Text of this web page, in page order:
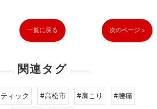
一覧に戻る 次のページ >
関連タグ
ィック #高松市 #肩こり
#腰痛